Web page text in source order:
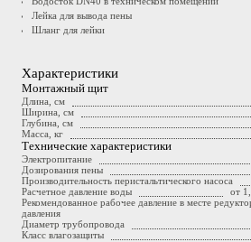
Лейка для вывода пены
Шланг для лейки
Характеристики
Монтажный щит
Длина, см
Ширина, см
Глубина, см
Масса, кг
Технические характеристики
Электропитание
Дозирования пены
Производительность перистальтического насоса
Расчетное давление воды
от
Рекомендованное рабочее давление в месте
давления
Диаметр трубопровода
Класс влагозащиты